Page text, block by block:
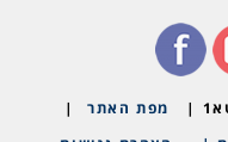
מפת האתר
|